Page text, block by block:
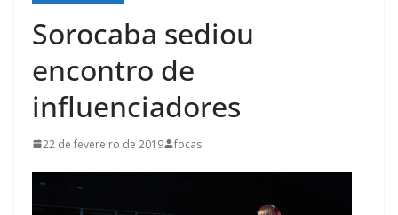
Sorocaba sediou
encontro de
influenciadores
22 de fevereiro de 2019 focas